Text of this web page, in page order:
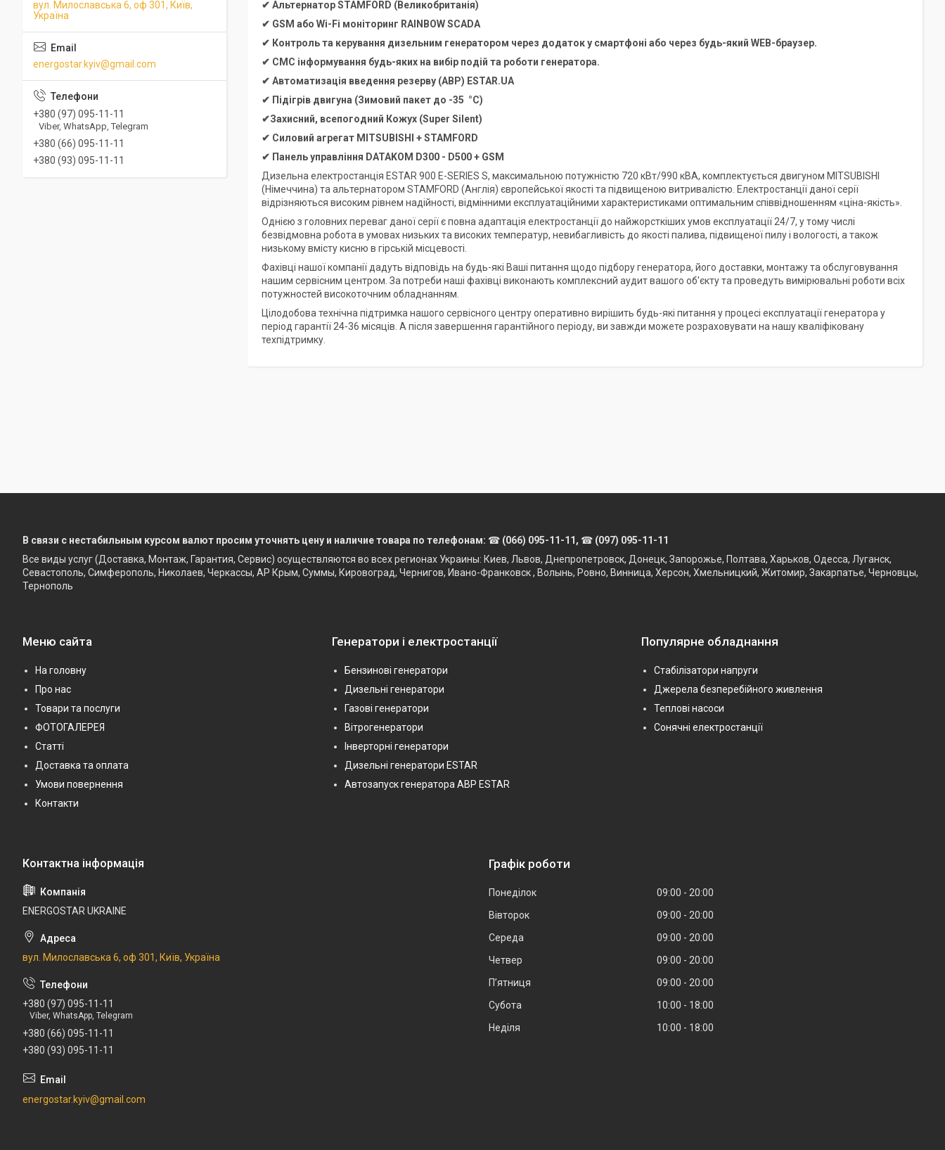
✔ Альтернатор STAMFORD (Великобританія)
✔ GSM або Wi-Fi моніторинг RAINBOW SCADA
✔ Контроль та керування дизельним генератором через додаток у смартфоні або через будь-який WEB-браузер.
✔ СМС інформування будь-яких на вибір подій та роботи генератора.
✔ Автоматизація введення резерву (АВР) ESTAR.UA
✔ Підігрів двигуна (Зимовий пакет до -35 °C)
✔Захисний, всепогодний Кожух (Super Silent)
✔ Силовий агрегат MITSUBISHI +STAMFORD
✔ Панель управління DATAKOM D300 - D500 + GSM
Дизельна електростанція ESTAR 900 E-SERIES S, максимальною потужністю 720 кВт/990 кВА, комплектується двигуном MITSUBISHI
(Німеччина) та альтернатором STAMFORD (Англія) європейської якості та підвищеною витривалістю. Електростанції даної серії
відрізняються високим рівнем надійності, відмінними експлуатаційними характеристиками оптимальним співвідношенням «ціна-якість».
Однією з головних переваг даної серії є повна адаптація електростанції до найжорсткіших умов експлуатації 24/7, у тому числі
безвідмовна робота в умовах низьких та високих температур, невибагливість до якості палива, підвищеної пилу і вологості, а також
низькому вмісту кисню в гірській місцевості.
Фахівці нашої компанії дадуть відповідь на будь-які Ваші питання щодо підбору генератора, його доставки, монтажу та обслуговування
нашим сервісним центром. За потреби наші фахівці виконають комплексний аудит вашого об'єкту та проведуть вимірювальні роботи всіх
потужностей високоточним обладнанням.
Цілодобова технічна підтримка нашого сервісного центру оперативно вирішить будь-які питання у процесі експлуатації генератора у
період гарантії 24-36 місяців. А після завершення гарантійного періоду, ви завжди можете розраховувати на нашу кваліфіковану
техпідтримку.
вул. Милославська 6, оф 301, Київ,
Україна
energostar.kyiv@gmail.com
+380 (97) 095-11-11
Viber, WhatsApp, Telegram
+380 (66) 095-11-11
+380 (93) 095-11-11
В связи с нестабильным курсом валют просим уточнять цену и наличие товара по телефонам: ☎ (066) 095-11-11, ☎ (097) 095-11-11
Все виды услуг (Доставка, Монтаж, Гарантия, Сервис) осуществляются во всех регионах Украины: Киев, Львов, Днепропетровск, Донецк, Запорожье, Полтава, Харьков, Одесса, Луганск,
Севастополь, Симферополь, Николаев, Черкассы, АР Крым, Суммы, Кировоград, Чернигов, Ивано-Франковск , Волынь, Ровно, Винница, Херсон, Хмельницкий, Житомир, Закарпатье, Черновцы,
Тернополь
Меню сайта
На головну
Про нас
Товари та послуги
ФОТОГАЛЕРЕЯ
Статті
Доставка та оплата
Умови повернення
Контакти
Генератори і електростанції
Бензинові генератори
Дизельні генератори
Газові генератори
Вітрогенератори
Інверторні генератори
Дизельні генератори ESTAR
Автозапуск генератора АВР ESTAR
Популярне обладнання
Стабілізатори напруги
Джерела безперебійного живлення
Теплові насоси
Сонячні електростанції
ENERGOSTAR UKRAINE
вул. Милославська 6, оф 301, Київ, Україна
+380 (97) 095-11-11
Viber, WhatsApp, Telegram
+380 (66) 095-11-11
+380 (93) 095-11-11
energostar.kyiv@gmail.com
Графік роботи
Понеділок 09:00
20:00
Вівторок
09:00
20:00
Середа
09:00
20:00
Четвер
09:00
20:00
Пʼятниця
09:00
20:00
Субота
10:00
18:00
Неділя
10:00 18:00